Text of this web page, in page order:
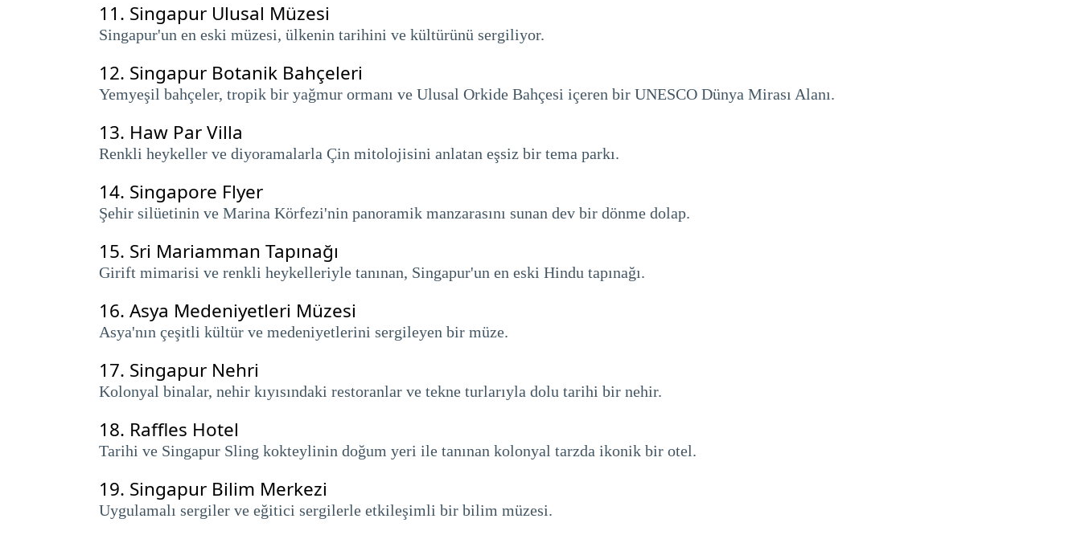
11. Singapur Ulusal Müzesi
Singapur'un en eski müzesi, ülkenin tarihini ve kültürünü sergiliyor.
12. Singapur Botanik Bahçeleri
Yemyeşil bahçeler, tropik bir yağmur ormanı ve Ulusal Orkide Bahçesi içeren bir UNESCO Dünya Mirası Alanı.
13. Haw Par Villa
Renkli heykeller ve diyoramalarla Çin mitolojisini anlatan eşsiz bir tema parkı.
14. Singapore Flyer
Şehir silüetinin ve Marina Körfezi'nin panoramik manzarasını sunan dev bir dönme dolap.
15. Sri Mariamman Tapınağı
Girift mimarisi ve renkli heykelleriyle tanınan, Singapur'un en eski Hindu tapınağı.
16. Asya Medeniyetleri Müzesi
Asya'nın çeşitli kültür ve medeniyetlerini sergileyen bir müze.
17. Singapur Nehri
Kolonyal binalar, nehir kıyısındaki restoranlar ve tekne turlarıyla dolu tarihi bir nehir.
18. Raffles Hotel
Tarihi ve Singapur Sling kokteylinin doğum yeri ile tanınan kolonyal tarzda ikonik bir otel.
19. Singapur Bilim Merkezi
Uygulamalı sergiler ve eğitici sergilerle etkileşimli bir bilim müzesi.